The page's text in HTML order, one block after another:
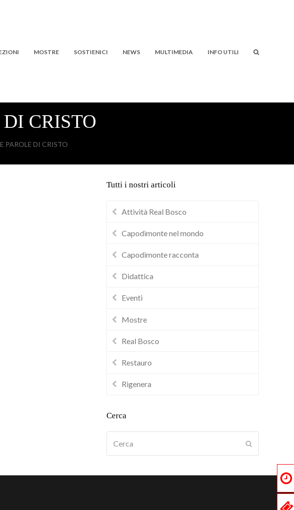
MOSTRE SOSTIENICI NEWS MULTIMEDIA INFO UTILI
CRISTO
PAROLE DI CRISTO
Tutti i nostri articoli
Attività Real Bosco
Capodimonte nel mondo
Capodimonte racconta
Didattica
Eventi
Mostre
Real Bosco
Restauro
Rigenera
Cerca